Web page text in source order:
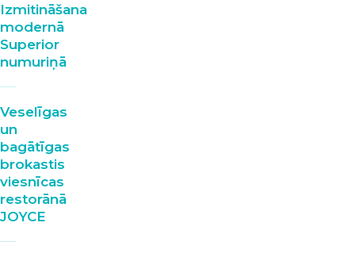
Izmitināšana
modernā
Superior
numuriņā
Veselīgas
un
bagātīgas
brokastis
viesnīcas
restorānā
JOYCE